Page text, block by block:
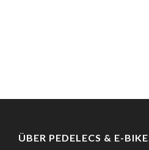
ÜBER PEDELECS & E-